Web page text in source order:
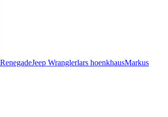
Jeep Wranglerlars hoenkhausMarkus